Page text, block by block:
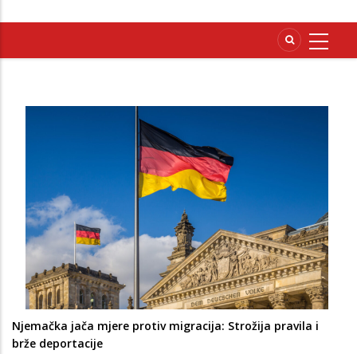
Njemačka jača mjere protiv migracija: Strožija pravila i
brže deportacije